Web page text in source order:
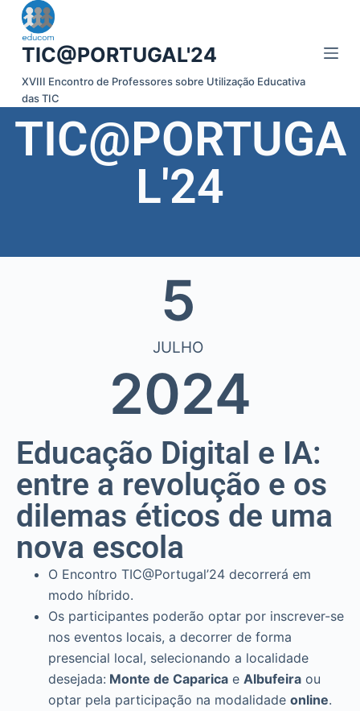
P
u
a
p
TIC@PORTUGAL'24
XVIII Encontro de Professores sobre Utilização Educativa
das TIC
TIC@PORTUGA
L'24
JULHO
5
2024
Educação Digital e IA:
entre a revolução e os
dilemas éticos de uma
nova escola
O Encontro TIC@Portugal’24 decorrerá em
modo híbrido.
Os participantes poderão optar por inscrever-se
nos eventos locais, a decorrer de forma
presencial local, selecionando a localidade
desejada: Monte de Caparica e Albufeira ou
optar pela participação na modalidade online.